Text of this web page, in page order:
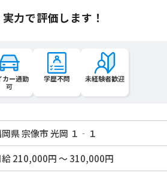
力で評価します！
カー通勤
可
学歴不問 未経験者歓迎
県 宗像市 光岡 １‐１
給 210,000円 〜 310,000円